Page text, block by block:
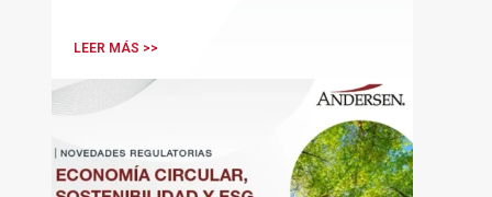
LEER MÁS >>